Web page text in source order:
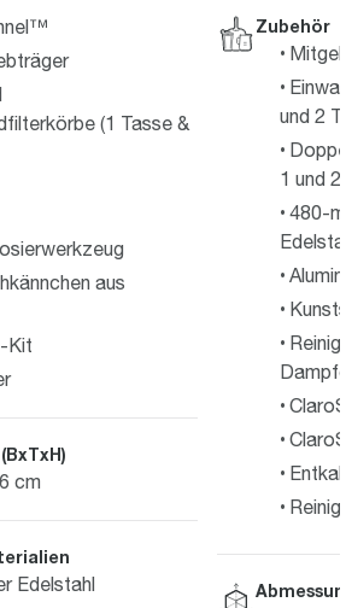
(1 Tasse &
aus
Kit
cm
Edelstahl
Zubehör
und 2
1 und
480-